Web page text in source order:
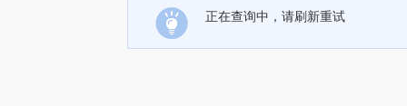
正在查询中，请刷新重试